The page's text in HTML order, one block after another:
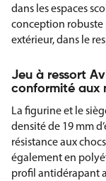
dans les espaces
conception
extérieur, dans le
Jeu à ressort
conformité aux
La figurine et le
densité de 19 mm
résistance aux
également en
profil antidérapant